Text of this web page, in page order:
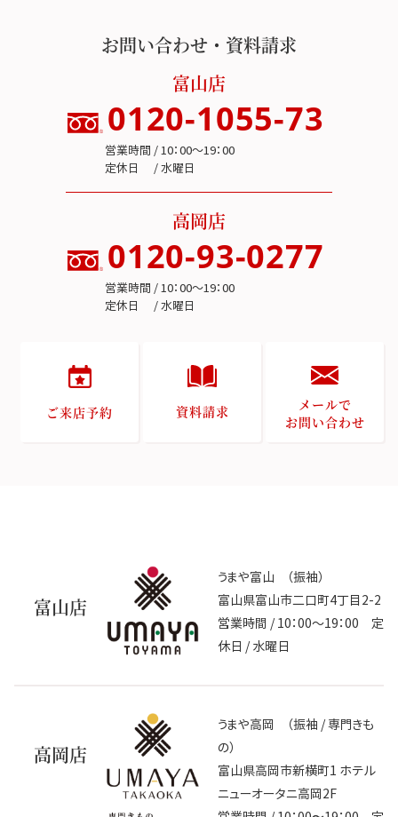
お問い合わせ・資料請求
富山店
0120-1055-73
営業時間 / 10：00～19：00
定休日 / 水曜日
高岡店
0120-93-0277
営業時間 / 10：00～19：00
定休日 / 水曜日
ご来店予約 資料請求
メールで
お問い合わせ
富山店
うまや富山 （振袖）
富山県富山市二口町4丁目2-2
営業時間 / 10：00～19：00 定
休日 / 水曜日
高岡店
うまや高岡 （振袖 / 専門きも
の）
富山県高岡市新横町1 ホテル
ニューオータニ高岡2F